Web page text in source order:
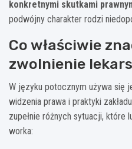
konkretnymi skutkami
podwójny charakter rodzi
Co właściwie
zwolnienie
W języku potocznym używa się
widzenia prawa i praktyki
zupełnie różnych sytuacji, które
worka: